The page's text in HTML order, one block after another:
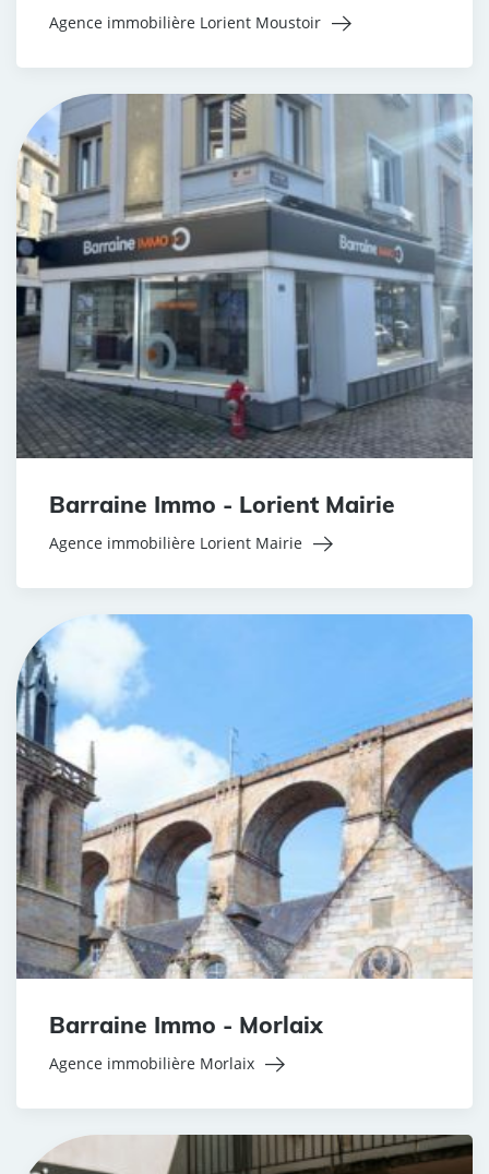
Agence immobilière Lorient Moustoir
Barraine Immo - Lorient Mairie
Agence immobilière Lorient Mairie
Barraine Immo - Morlaix
Agence immobilière Morlaix